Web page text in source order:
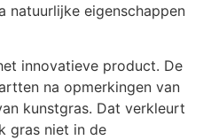
natuurlijke eigenschappen
innovatieve product. De
na opmerkingen van
kunstgras. Dat verkleurt
gras niet in de